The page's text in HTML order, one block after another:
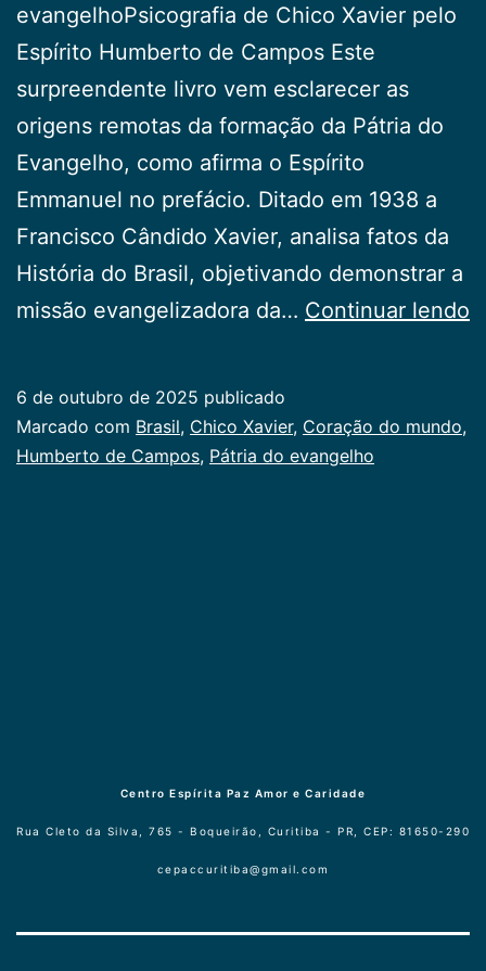
evangelhoPsicografia de Chico Xavier pelo
Espírito Humberto de Campos Este
surpreendente livro vem esclarecer as
origens remotas da formação da Pátria do
Evangelho, como afirma o Espírito
Emmanuel no prefácio. Ditado em 1938 a
Francisco Cândido Xavier, analisa fatos da
História do Brasil, objetivando demonstrar a
missão evangelizadora da… Continuar lendo
6 de outubro de 2025 publicado
Categorizado
como
Marcado com Brasil, Chico Xavier, Coração do mundo,
Humberto de Campos, Pátria do evangelho
Centro Espírita Paz Amor e Caridade
Rua Cleto da Silva, 765 - Boqueirão, Curitiba - PR, CEP: 81650-290
cepaccuritiba@gmail.com